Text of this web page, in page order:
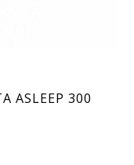
ASLEEP 300